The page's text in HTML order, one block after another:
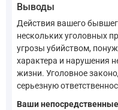
Выводы
Действия вашего
нескольких уголовных
угрозы убийством,
характера и нарушения
жизни. Уголовное
серьезную
Ваши